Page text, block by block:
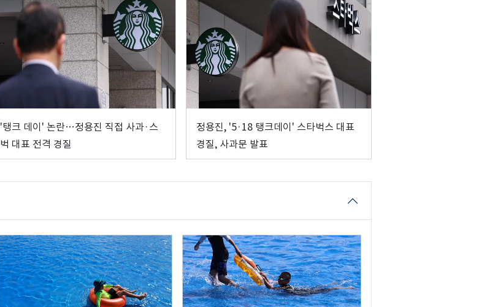
'탱크 데이' 논란…정용진 직접 사과·스
벅 대표 전격 경질
정용진, '5·18 탱크데이' 스타벅스 대표
경질, 사과문 발표